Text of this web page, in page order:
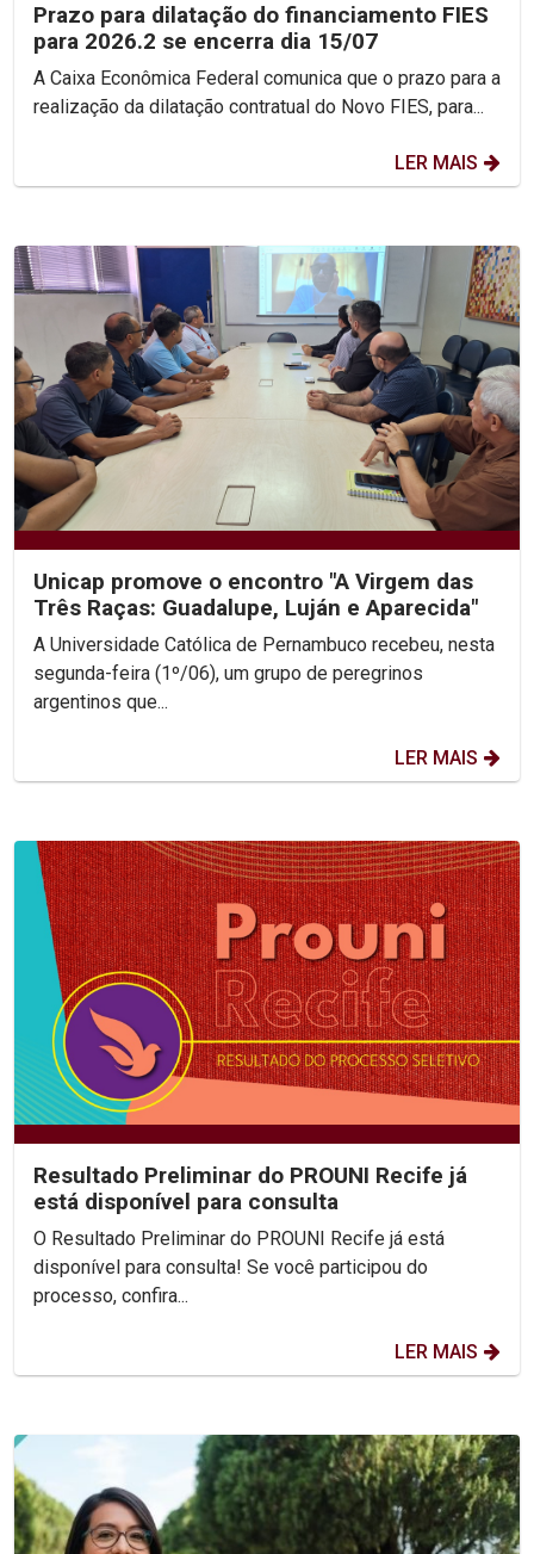
Prazo para dilatação do financiamento FIES
para 2026.2 se encerra dia 15/07
A Caixa Econômica Federal comunica que o prazo para a
realização da dilatação contratual do Novo FIES, para...
LER MAIS
Unicap promove o encontro "A Virgem das
Três Raças: Guadalupe, Luján e Aparecida"
A Universidade Católica de Pernambuco recebeu, nesta
segunda-feira (1º/06), um grupo de peregrinos
argentinos que...
LER MAIS
Resultado Preliminar do PROUNI Recife já
está disponível para consulta
O Resultado Preliminar do PROUNI Recife já está
disponível para consulta! Se você participou do
processo, confira...
LER MAIS